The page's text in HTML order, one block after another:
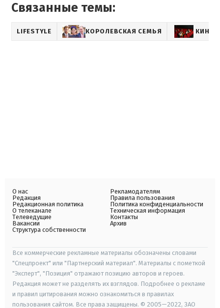
Связанные темы:
LIFESTYLE КОРОЛЕВСКАЯ СЕМЬЯ КИНО
О нас
Редакция
Редакционная политика
О телеканале
Телеведущие
Вакансии
Структура собственности
Рекламодателям
Правила пользования
Политика конфиденциальности
Техническая информация
Контакты
Архив
Все коммерческие рекламные материалы обозначены словами
"Спецпроект" или "Партнерский материал". Материалы с пометкой
"Эксперт", "Позиция" отражают позицию авторов и героев.
Редакция может не разделять их взглядов. Подробнее о рекламе
и правил цитирования можно ознакомиться в правилах
пользования сайтом. Все права защищены. © 2005—2022, ЗАО